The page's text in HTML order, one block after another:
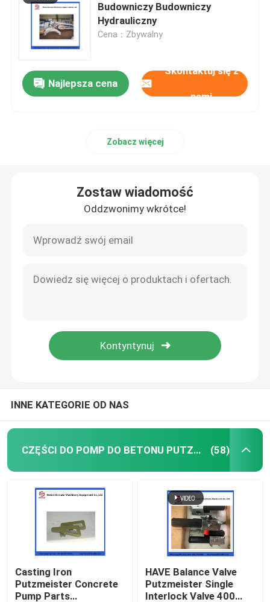
Produkty
Filmy
Budowniczy Budowniczy
Hydrauliczny
Cena：Zbywalny
Najlepsza cena
Skontaktuj się z
nami
Zobacz więcej
Zostaw wiadomość
Oddzwonimy wkrótce!
INNE KATEGORIE OD NAS
CZĘŚCI DO POMP DO BETONU PUTZMEISTER (58)
Casting Iron
Putzmeister Concrete
Pump Parts
HAVE Balance Valve
Putzmeister Single
Interlock Valve 400